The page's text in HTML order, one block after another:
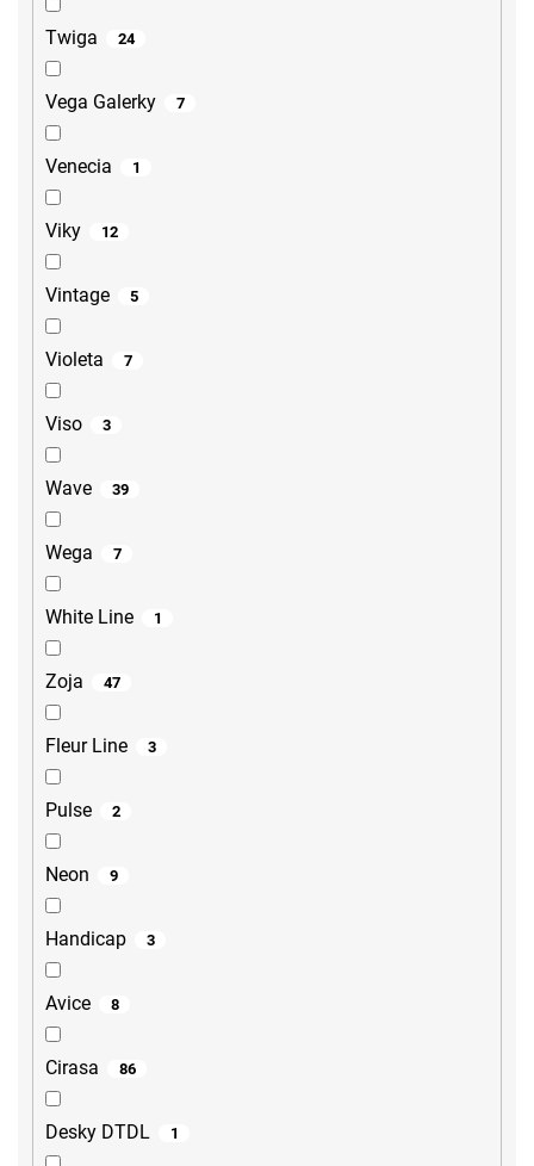
Twiga 24
Vega Galerky 7
Venecia 1
Viky 12
Vintage 5
Violeta 7
Viso 3
Wave 39
Wega 7
White Line 1
Zoja 47
Fleur Line 3
Pulse 2
Neon 9
Handicap 3
Avice 8
Cirasa 86
Desky DTDL 1